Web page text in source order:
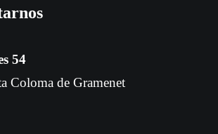
54
Coloma de Gramenet